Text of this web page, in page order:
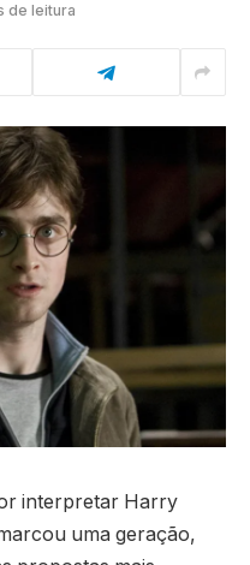
de leitura
interpretar Harry
uma geração,